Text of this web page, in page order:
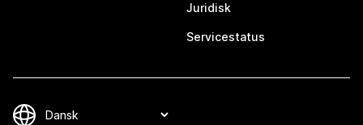
Juridisk
Servicestatus